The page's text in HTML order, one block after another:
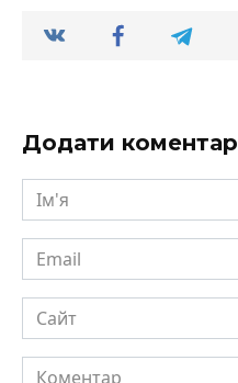
Додати коментар
Ім'я
Email
Сайт
Коментар